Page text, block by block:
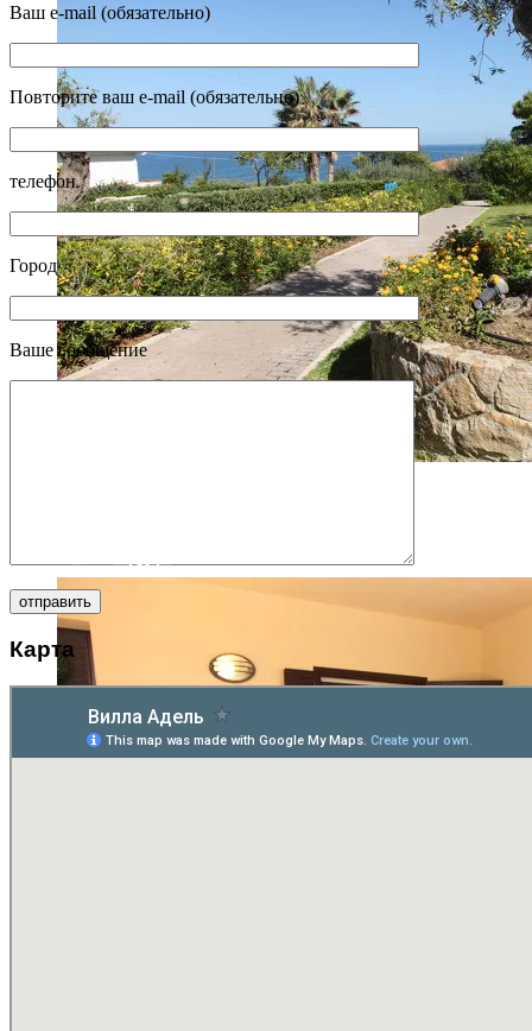
1604
Ваш e-mail (обязательно)
Повторите ваш e-mail (обязательно)
телефон
Город
Ваше сообщение
Карта